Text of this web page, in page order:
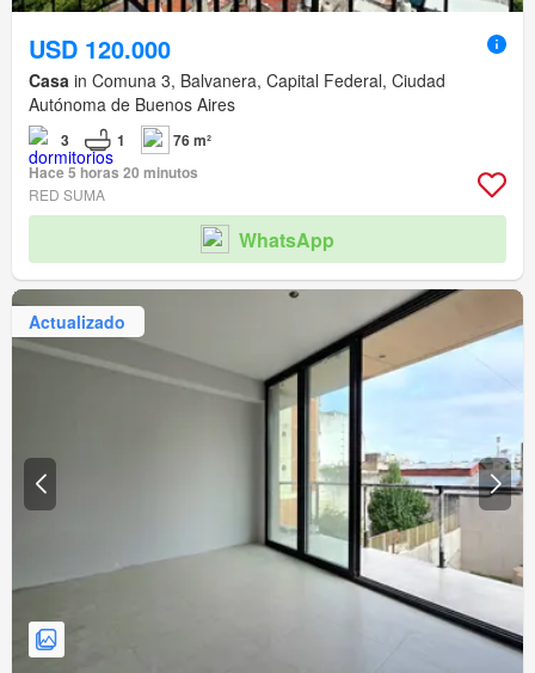
USD 120.000
Casa in Comuna 3, Balvanera, Capital Federal, Ciudad
Autónoma de Buenos Aires
3 1
76 m²
Hace 5 horas 20 minutos
RED SUMA
WhatsApp
Actualizado